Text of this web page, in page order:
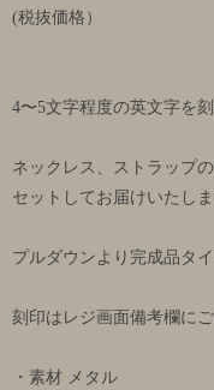
(税抜価格）
4〜5文字程度の英文字を刻
ネックレス、ストラップ
セットしてお届けいたしま
プルダウンより完成品タ
刻印はレジ画面備考欄に
・素材 メタル